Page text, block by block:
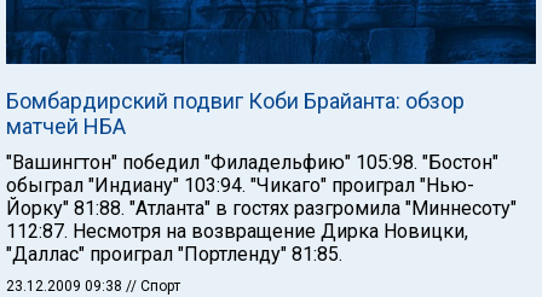
Бомбардирский подвиг Коби Брайанта: обзор
матчей НБА
"Вашингтон" победил "Филадельфию" 105:98. "Бостон"
обыграл "Индиану" 103:94. "Чикаго" проиграл "Нью-
Йорку" 81:88. "Атланта" в гостях разгромила "Миннесоту"
112:87. Несмотря на возвращение Дирка Новицки,
"Даллас" проиграл "Портленду" 81:85.
23.12.2009 09:38 // Спорт